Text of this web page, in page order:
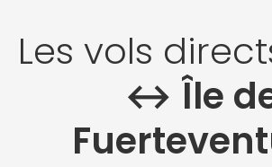
Les vols
↔︎ Île